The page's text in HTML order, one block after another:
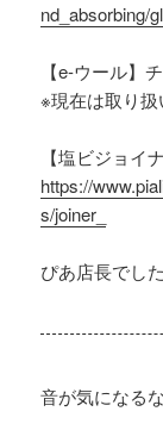
nd_absorbing/
【e-ウール】
※現在は取り扱
【塩ビジョイ
https://
s/joiner_
ぴあ店長でし
音が気になる